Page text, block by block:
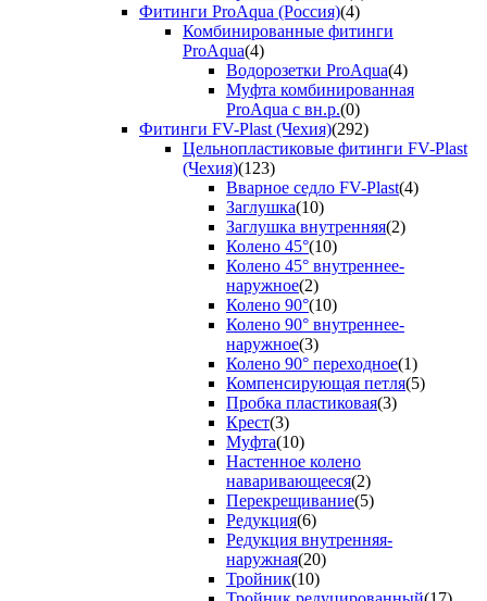
Фитинги ProAqua (Россия)(4)
Комбинированные фитинги
ProAqua(4)
Водорозетки ProAqua(4)
Муфта комбинированная
ProAqua с вн.р.(0)
Фитинги FV-Plast (Чехия)(292)
Цельнопластиковые фитинги FV-Plast
(Чехия)(123)
Вварное седло FV-Plast(4)
Заглушка(10)
Заглушка внутренняя(2)
Колено 45°(10)
Колено 45° внутреннее-
наружное(2)
Колено 90°(10)
Колено 90° внутреннее-
наружное(3)
Колено 90° переходное(1)
Компенсирующая петля(5)
Пробка пластиковая(3)
Крест(3)
Муфта(10)
Настенное колено
наваривающееся(2)
Перекрещивание(5)
Редукция(6)
Редукция внутренняя-
наружная(20)
Тройник(10)